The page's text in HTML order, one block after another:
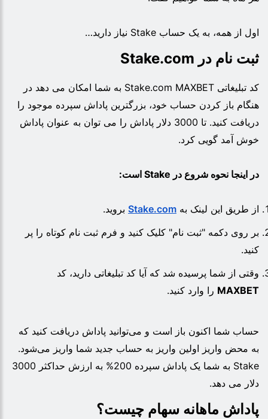
اول از همه، به یک حساب Stake نیاز دارید…
ثبت نام در Stake.com
کد تبلیغاتی Stake.com MAXBET به شما امکان می دهد در
هنگام باز کردن حساب خود، بزرگترین پاداش سپرده موجود را
دریافت کنید. تا 3000 دلار پاداش را می توان به عنوان پاداش
خوش آمد گویی کرد.
در اینجا نحوه شروع در Stake است:
از طریق این لینک به Stake.com بروید.
بر روی دکمه "ثبت نام" کلیک کنید و فرم ثبت نام کوتاه را پر
کنید.
وقتی از شما پرسیده شد که آیا کد تبلیغاتی دارید، کد
MAXBET را وارد کنید.
حساب شما اکنون باز است و می‌توانید پاداش دریافت کنید که
به محض واریز اولین واریز به حساب جدید شما واریز می‌شود.
Stake به شما یک پاداش سپرده 200% به ارزش حداکثر 3000
دلار می دهد.
پاداش ماهانه سهام چیست؟